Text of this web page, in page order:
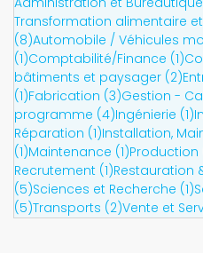
Transformation alimentaire
(8)Automobile / Véhicules
(1)Comptabilité/Finance (1)
bâtiments et paysager (2)
(1)Fabrication (3)Gestion -
programme (4)Ingénierie (1)
Réparation (1)Installation,
(1)Maintenance (1)Production
Recrutement (1)Restauration
(5)Sciences et Recherche (1)
(5)Transports (2)Vente et